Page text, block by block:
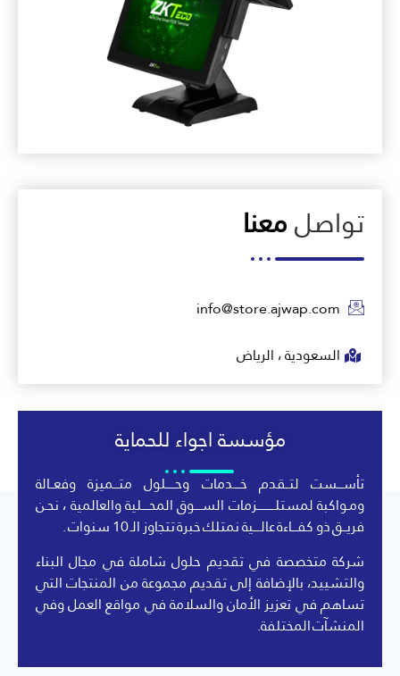
تواصلمعنا
info@store.ajwap.com
السعودية ، الرياض
مؤسسة اجواء للحماية
تأســـست لتــقدم خــــدمات وحـــــلول متـــميزة وفعــالة
ومـواكبة لمستلــــــــــزمات الســــوق المحــــلية والعالمية ، نحـن
فريــق ذو كفـــاءة عالــــية نمتلك خبرة تتجاوز الـ 10 سنوات .
شركة متخصصة في تقديم حلول شاملة في مجال البناء
والتشييد، بالإضافة إلى تقديم مجموعة من المنتجات التي
تساهم في تعزيز الأمان والسلامة في مواقع العمل وفي
المنشآت المختلفة.